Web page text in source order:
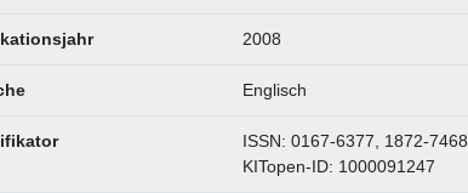
2008
Englisch
ISSN: 0167-6377, 1872-7468
KITopen-ID: 1000091247